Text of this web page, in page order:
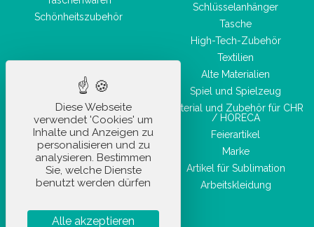
Schönheitszubehör
Schlüsselanhänger
Tasche
High-Tech-Zubehör
Textilien
Alte Materialien
Spiel und Spielzeug
Material und Zubehör für CHR
/ HORECA
Feierartikel
Marke
Artikel für Sublimation
Arbeitskleidung
Diese Webseite
verwendet 'Cookies' um
Inhalte und Anzeigen zu
personalisieren und zu
analysieren. Bestimmen
Sie, welche Dienste
benutzt werden dürfen
Alle akzeptieren